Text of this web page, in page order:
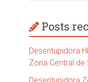
Posts
Desentupidora
Zona Central de